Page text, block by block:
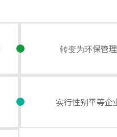
转变为环保管
实行性别平等企